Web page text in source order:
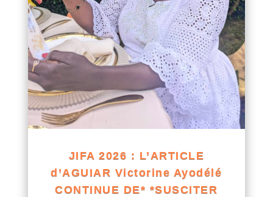
JIFA 2026 : L’ARTICLE
d’AGUIAR Victorine Ayodélé
CONTINUE DE* *SUSCITER